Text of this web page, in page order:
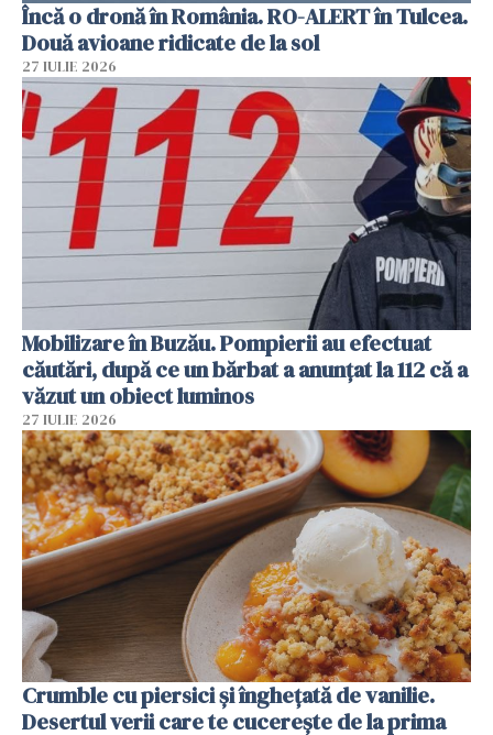
Încă o dronă în România. RO-ALERT în Tulcea.
Două avioane ridicate de la sol
27 IULIE 2026
Mobilizare în Buzău. Pompierii au efectuat
căutări, după ce un bărbat a anunțat la 112 că a
văzut un obiect luminos
27 IULIE 2026
Crumble cu piersici și înghețată de vanilie.
Desertul verii care te cucerește de la prima